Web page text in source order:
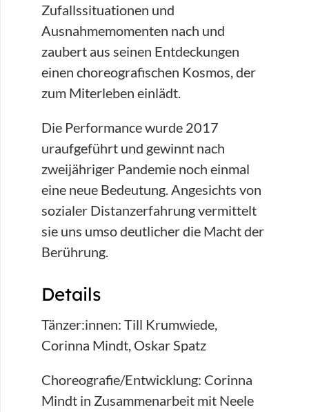
Zufallssituationen und
Ausnahmemomenten nach und
zaubert aus seinen Entdeckungen
einen choreografischen Kosmos, der
zum Miterleben einlädt.
Die Performance wurde 2017
uraufgeführt und gewinnt nach
zweijähriger Pandemie noch einmal
eine neue Bedeutung. Angesichts von
sozialer Distanzerfahrung vermittelt
sie uns umso deutlicher die Macht der
Berührung.
Details
Tänzer:innen: Till Krumwiede,
Corinna Mindt, Oskar Spatz
Choreografie/Entwicklung: Corinna
Mindt in Zusammenarbeit mit Neele